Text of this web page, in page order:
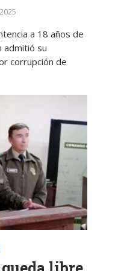
a 18 años de
admitió su
corrupción de